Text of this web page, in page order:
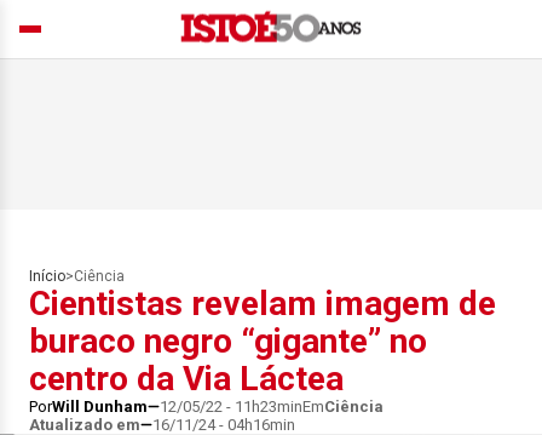
Início>Ciência
Cientistas revelam imagem de
buraco negro “gigante” no
centro da Via Láctea
PorWill Dunham 12/05/22 - 11h23minEmCiência
Atualizado em
16/11/24 - 04h16min